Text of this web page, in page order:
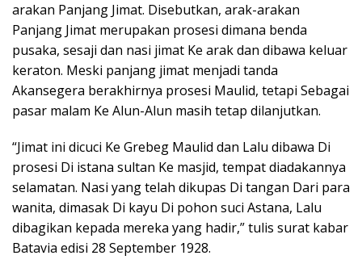
arakan Panjang Jimat. Disebutkan, arak-arakan
Panjang Jimat merupakan prosesi dimana benda
pusaka, sesaji dan nasi jimat Ke arak dan dibawa keluar
keraton. Meski panjang jimat menjadi tanda
Akansegera berakhirnya prosesi Maulid, tetapi Sebagai
pasar malam Ke Alun-Alun masih tetap dilanjutkan.
“Jimat ini dicuci Ke Grebeg Maulid dan Lalu dibawa Di
prosesi Di istana sultan Ke masjid, tempat diadakannya
selamatan. Nasi yang telah dikupas Di tangan Dari para
wanita, dimasak Di kayu Di pohon suci Astana, Lalu
dibagikan kepada mereka yang hadir,” tulis surat kabar
Batavia edisi 28 September 1928.